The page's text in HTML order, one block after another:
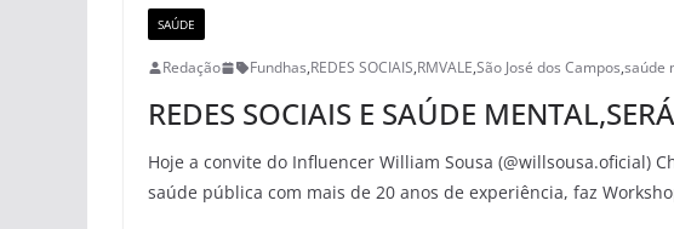
SAÚDE
Redação Fundhas,REDES SOCIAIS,RMVALE,São José dos Campos,saúde
REDES SOCIAIS E SAÚDE
Hoje a convite do Influencer William Sousa (@willsousa.oficial)
saúde pública com mais de 20 anos de experiência, faz